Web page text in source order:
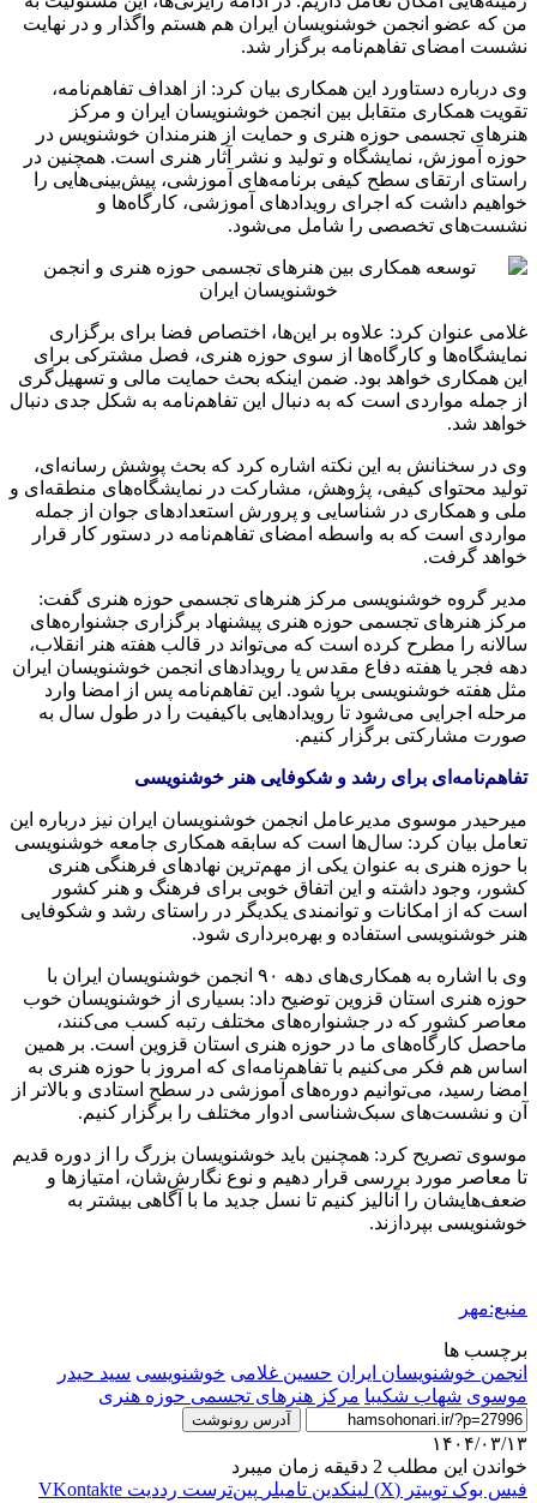
من که عضو انجمن خوشنویسان ایران هم هستم واگذار و در نهایت
نشست امضای تفاهم‌نامه برگزار شد.
وی درباره دستاورد این همکاری بیان کرد: از اهداف تفاهم‌نامه،
تقویت همکاری متقابل بین انجمن خوشنویسان ایران و مرکز
هنرهای تجسمی حوزه هنری و حمایت از هنرمندان خوشنویس در
حوزه آموزش، نمایشگاه و تولید و نشر آثار هنری است. همچنین در
راستای ارتقای سطح کیفی برنامه‌های آموزشی، پیش‌بینی‌هایی را
خواهیم داشت که اجرای رویدادهای آموزشی، کارگاه‌ها و
نشست‌های تخصصی را شامل می‌شود.
غلامی عنوان کرد: علاوه بر این‌ها، اختصاص فضا برای برگزاری
نمایشگاه‌ها و کارگاه‌ها از سوی حوزه هنری، فصل مشترکی برای
این همکاری خواهد بود. ضمن اینکه بحث حمایت مالی و تسهیل‌گری
از جمله مواردی است که به دنبال این تفاهم‌نامه به شکل جدی دنبال
خواهد شد.
وی در سخنانش به این نکته اشاره کرد که بحث پوشش رسانه‌ای،
تولید محتوای کیفی، پژوهش، مشارکت در نمایشگاه‌های منطقه‌ای و
ملی و همکاری در شناسایی و پرورش استعدادهای جوان از جمله
مواردی است که به واسطه امضای تفاهم‌نامه در دستور کار قرار
خواهد گرفت.
مدیر گروه خوشنویسی مرکز هنرهای تجسمی حوزه هنری گفت:
مرکز هنرهای تجسمی حوزه هنری پیشنهاد برگزاری جشنواره‌های
سالانه را مطرح کرده است که می‌تواند در قالب هفته هنر انقلاب،
دهه فجر یا هفته دفاع مقدس یا رویدادهای انجمن خوشنویسان ایران
مثل هفته خوشنویسی برپا شود. این تفاهم‌نامه پس از امضا وارد
مرحله اجرایی می‌شود تا رویدادهایی باکیفیت را در طول سال به
صورت مشارکتی برگزار کنیم.
تفاهم‌نامه‌ای برای رشد و شکوفایی هنر خوشنویسی
میرحیدر موسوی مدیرعامل انجمن خوشنویسان ایران نیز درباره این
تعامل بیان کرد: سال‌ها است که سابقه همکاری جامعه خوشنویسی
با حوزه هنری به عنوان یکی از مهم‌ترین نهادهای فرهنگی هنری
کشور، وجود داشته و این اتفاق خوبی برای فرهنگ و هنر کشور
است که از امکانات و توانمندی یکدیگر در راستای رشد و شکوفایی
هنر خوشنویسی استفاده و بهره‌برداری شود.
وی با اشاره به همکاری‌های دهه ۹۰ انجمن خوشنویسان ایران با
حوزه هنری استان قزوین توضیح داد: بسیاری از خوشنویسان خوب
معاصر کشور که در جشنواره‌های مختلف رتبه کسب می‌کنند،
ماحصل کارگاه‌های ما در حوزه هنری استان قزوین است. بر همین
اساس هم فکر می‌کنیم با تفاهم‌نامه‌ای که امروز با حوزه هنری به
امضا رسید، می‌توانیم دوره‌های آموزشی در سطح استادی و بالاتر از
آن و نشست‌های سبک‌شناسی ادوار مختلف را برگزار کنیم.
موسوی تصریح کرد: همچنین باید خوشنویسان بزرگ را از دوره قدیم
تا معاصر مورد بررسی قرار دهیم و نوع نگارش‌شان، امتیازها و
ضعف‌هایشان را آنالیز کنیم تا نسل جدید ما با آگاهی بیشتر به
خوشنویسی بپردازند.
منبع:مهر
برچسب ها
انجمن خوشنویسان ایران حسین غلامی خوشنویسی سید حیدر
موسوی شهاب شکیبا مرکز هنرهای تجسمی حوزه هنری
آدرس رونوشت
۱۴۰۴/۰۳/۱۳
خواندن این مطلب 2 دقیقه زمان میبرد
فیس بوک توییتر (X) لینکدین ‫تامبلر ‫پین‌ترست ‫رددیت ‫VKontakte